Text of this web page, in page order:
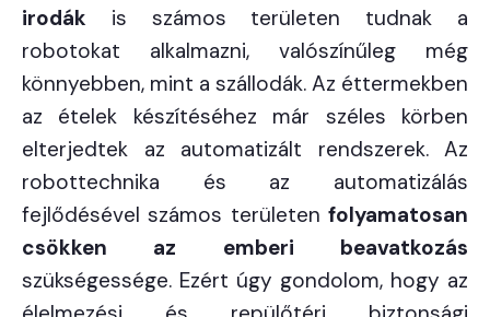
irodák is számos területen tudnak a
robotokat alkalmazni, valószínűleg még
könnyebben, mint a szállodák. Az éttermekben
az ételek készítéséhez már széles körben
elterjedtek az automatizált rendszerek. Az
robottechnika és az automatizálás
fejlődésével számos területen folyamatosan
csökken az emberi beavatkozás
szükségessége. Ezért úgy gondolom, hogy az